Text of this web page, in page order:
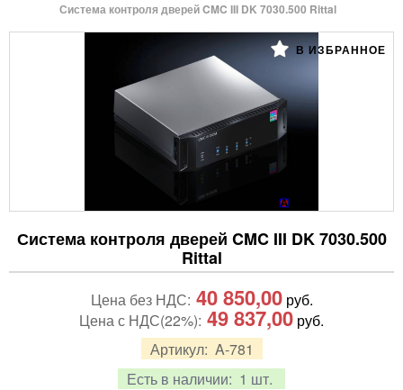
Система контроля дверей CMC III DK 7030.500 Rittal
В ИЗБРАННОЕ
Система контроля дверей CMC III DK 7030.500
Rittal
Артикул: A-781
Есть в наличии: 1 шт.
Цена без НДС: 40 850,00руб.
Цена с НДС(22%): 49 837,00 руб.